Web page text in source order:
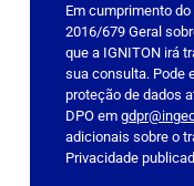
l
e
a
s
e
l
Em cumprimento do
2016/679 Geral
que a IGNITON irá
sua consulta. Pode
proteção de dados
DPO em
adicionais sobre o
Privacidade